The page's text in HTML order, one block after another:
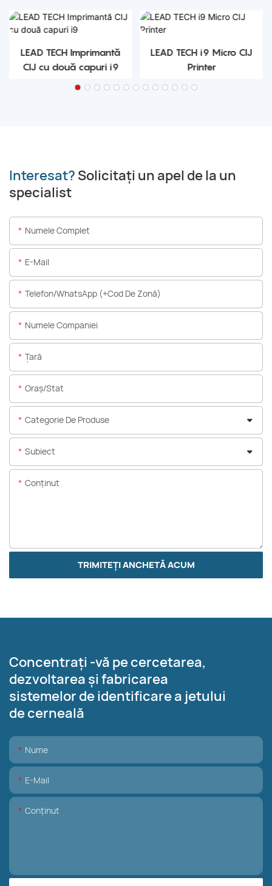
LEAD TECH Imprimantă
CIJ cu două capuri i9
LEAD TECH i9 Micro CIJ
Printer
Interesat? Solicitați un apel de la un
specialist
Numele Complet
E-Mail
Telefon/WhatsApp (+Cod De Zonă)
Numele Companiei
Ţară
Oraș/stat
Categorie De Produse
Subiect
Conţinut
TRIMITEȚI ANCHETĂ ACUM
Concentrați -vă pe cercetarea,
dezvoltarea și fabricarea
sistemelor de identificare a jetului
de cerneală
Nume
E-Mail
Conţinut